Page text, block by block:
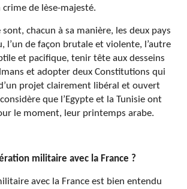
de lèse-majesté.
sont, chacun à sa manière, les deux pays
l’un de façon brutale et violente, l’autre
et pacifique, tenir tête aux desseins
et adopter deux Constitutions qui
projet clairement libéral et ouvert
que l’Egypte et la Tunisie ont
le moment, leur printemps arabe.
militaire avec la France ?
avec la France est bien entendu